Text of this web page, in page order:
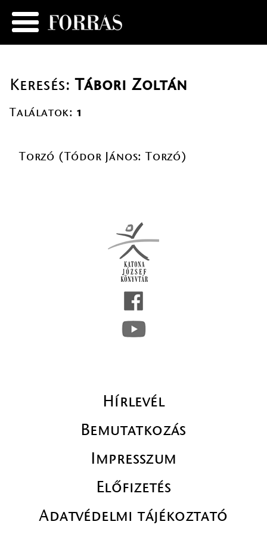
Keresés:Tábori Zoltán
Találatok: 1
Torzó (Tódor János: Torzó)
Hírlevél
Bemutatkozás
Impresszum
Előfizetés
Adatvédelmi tájékoztató